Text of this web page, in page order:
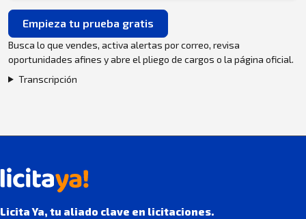
Empieza tu prueba gratis
Busca lo que vendes, activa alertas por correo, revisa
oportunidades afines y abre el pliego de cargos o la página oficial.
Transcripción
Licita Ya, tu aliado clave en licitaciones.